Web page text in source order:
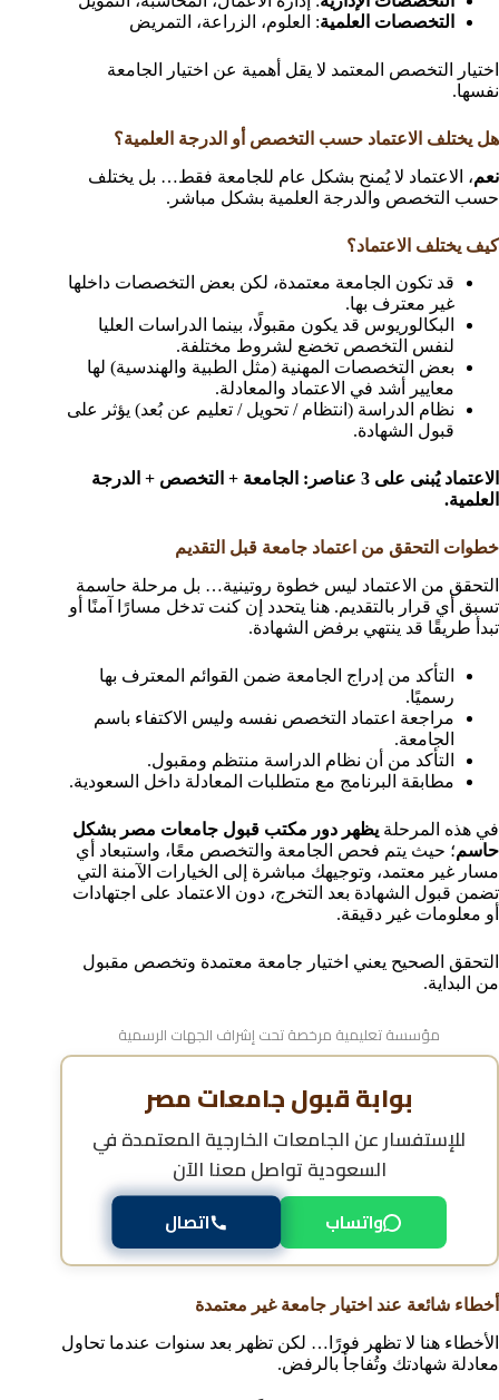
التخصصات العلمية: العلوم، الزراعة، التمريض
اختيار التخصص المعتمد لا يقل أهمية عن اختيار الجامعة
نفسها.
هل يختلف الاعتماد حسب التخصص أو الدرجة العلمية؟
نعم، الاعتماد لا يُمنح بشكل عام للجامعة فقط… بل يختلف
حسب التخصص والدرجة العلمية بشكل مباشر.
كيف يختلف الاعتماد؟
قد تكون الجامعة معتمدة، لكن بعض التخصصات داخلها
غير معترف بها.
البكالوريوس قد يكون مقبولًا، بينما الدراسات العليا
لنفس التخصص تخضع لشروط مختلفة.
بعض التخصصات المهنية (مثل الطبية والهندسية) لها
معايير أشد في الاعتماد والمعادلة.
نظام الدراسة (انتظام / تحويل / تعليم عن بُعد) يؤثر على
قبول الشهادة.
الاعتماد يُبنى على 3 عناصر: الجامعة + التخصص + الدرجة
العلمية.
خطوات التحقق من اعتماد جامعة قبل التقديم
التحقق من الاعتماد ليس خطوة روتينية… بل مرحلة حاسمة
تسبق أي قرار بالتقديم. هنا يتحدد إن كنت تدخل مسارًا آمنًا أو
تبدأ طريقًا قد ينتهي برفض الشهادة.
التأكد من إدراج الجامعة ضمن القوائم المعترف بها
رسميًا.
مراجعة اعتماد التخصص نفسه وليس الاكتفاء باسم
الجامعة.
التأكد من أن نظام الدراسة منتظم ومقبول.
مطابقة البرنامج مع متطلبات المعادلة داخل السعودية.
في هذه المرحلة يظهر دور مكتب قبول جامعات مصر بشكل
حاسم؛ حيث يتم فحص الجامعة والتخصص معًا، واستبعاد أي
مسار غير معتمد، وتوجيهك مباشرة إلى الخيارات الآمنة التي
تضمن قبول الشهادة بعد التخرج، دون الاعتماد على اجتهادات
أو معلومات غير دقيقة.
التحقق الصحيح يعني اختيار جامعة معتمدة وتخصص مقبول
من البداية.
مؤسسة تعليمية مرخصة تحت إشراف الجهات الرسمية
بوابة قبول جامعات مصر
للإستفسار عنالجامعات الخارجية المعتمدة في
السعوديةتواصل معنا الآن
واتساب اتصال
أخطاء شائعة عند اختيار جامعة غير معتمدة
الأخطاء هنا لا تظهر فورًا… لكن تظهر بعد سنوات عندما تحاول
معادلة شهادتك وتُفاجأ بالرفض.